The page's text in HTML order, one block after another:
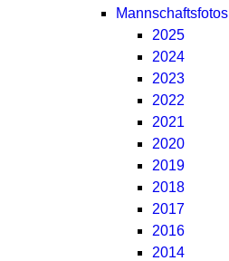
Mannschaftsfotos
2025
2024
2023
2022
2021
2020
2019
2018
2017
2016
2014